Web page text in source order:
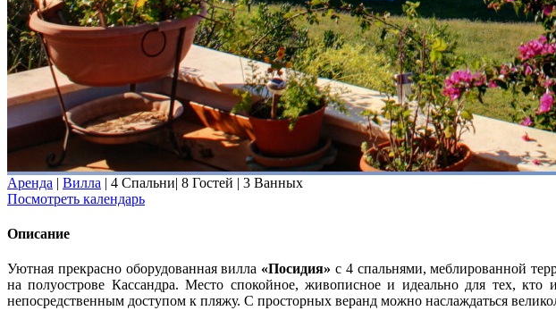
Аренда | Вилла | 4 Спальни| 8 Гостей | 3 Ванных
Посмотреть календарь
Описание
Уютная прекрасно оборудованная вилла «Посидия» с 4 спальнями, меблированной
на полуострове Кассандра. Место спокойное, живописное и идеально для тех,
непосредственным доступом к пляжу. С просторных веранд можно наслаждаться